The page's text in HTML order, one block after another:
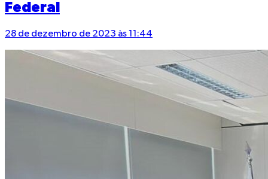
Federal
28 de dezembro de 2023 às 11:44